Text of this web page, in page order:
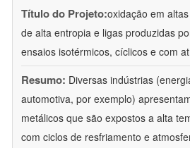
Título do Projeto:oxidação em
de alta entropia e ligas produzidas
ensaios isotérmicos, cíclicos e com
Resumo: Diversas indústrias
automotiva, por exemplo)
metálicos que são expostos a alta
com ciclos de resfriamento e